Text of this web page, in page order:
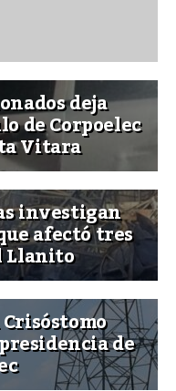
deja
de Corpoelec
Vitara
investigan
afectó tres
Llanito
de